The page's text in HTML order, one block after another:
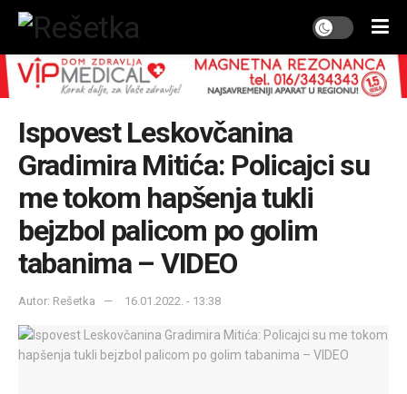
Ispovest Leskovčanina
Gradimira Mitića: Policajci su
me tokom hapšenja tukli
bejzbol palicom po golim
tabanima – VIDEO
Autor: Rešetka 16.01.2022. - 13:38